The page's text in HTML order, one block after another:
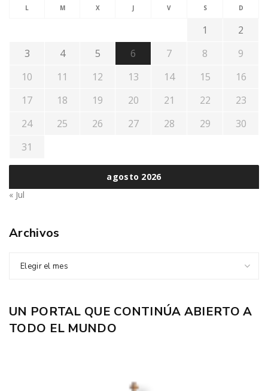
agosto 2026
L M X J V S D
1
2
3
4 5 6 7 8
9
10
11 12 13 14 15
16
17
18 19 20 21 22
23
24
25 26 27 28 29
30
31
« Jul
Archivos
Elegir el mes
UN PORTAL QUE CONTINÚA ABIERTO A
TODO EL MUNDO